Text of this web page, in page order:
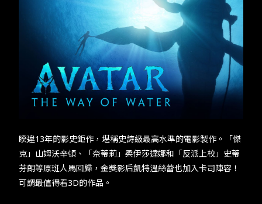
EN JP KR
睽違13年的影史鉅作，堪稱史詩級最高水準的電影製作。「傑
克」山姆沃辛頓、「奈蒂莉」柔伊莎達娜和「反派上校」史蒂
芬朗等原班人馬回歸，金獎影后凱特溫絲蕾也加入卡司陣容！
可謂最值得看3D的作品。